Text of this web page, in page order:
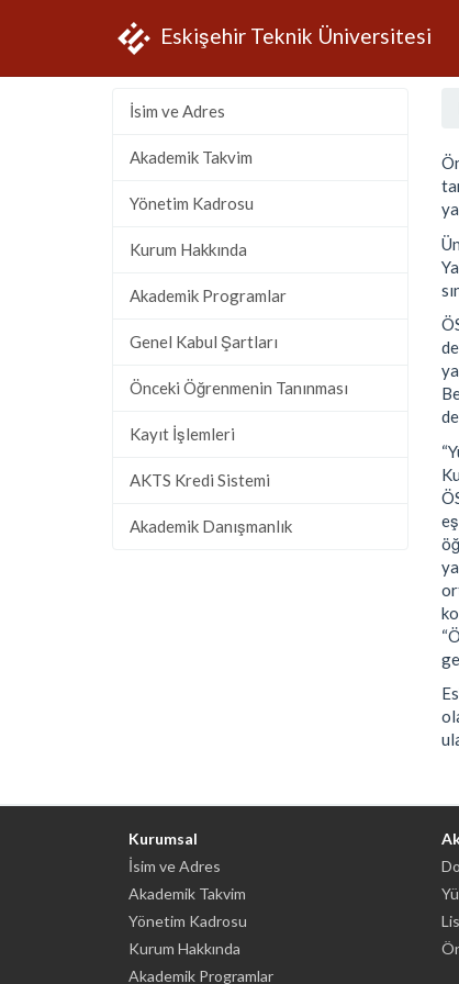
Eskişehir Teknik Üniversitesi
İsim ve Adres
Akademik Takvim
Yönetim Kadrosu
Kurum Hakkında
Akademik Programlar
Genel Kabul Şartları
Önceki Öğrenmenin Tanınması
Kayıt İşlemleri
AKTS Kredi Sistemi
Akademik Danışmanlık
Kurumsal
İsim ve Adres
Akademik Takvim
Yönetim Kadrosu
Kurum Hakkında
Akademik Programlar